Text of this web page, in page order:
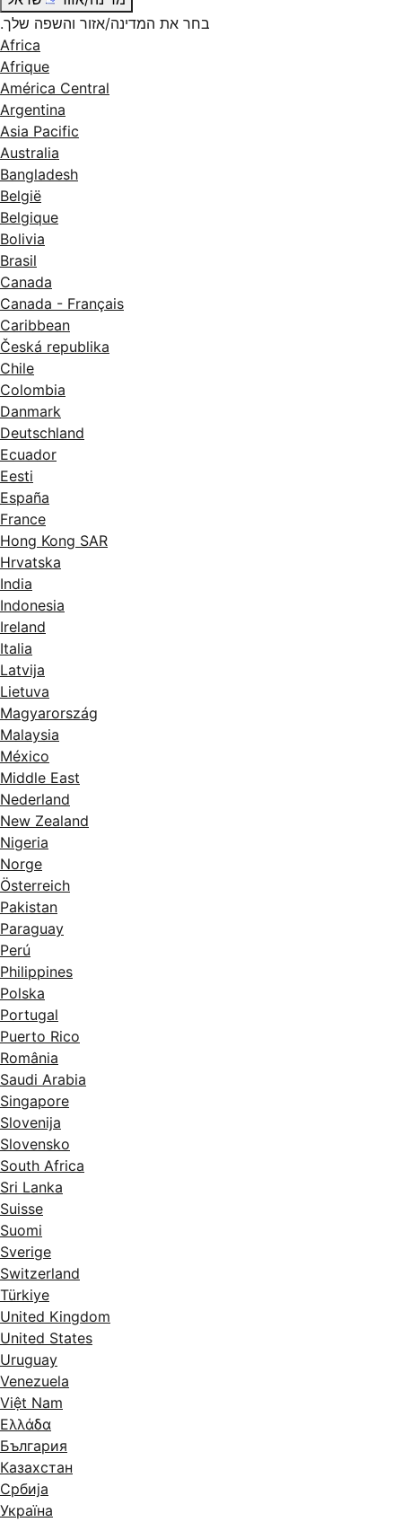
בחר את המדינה/אזור והשפה שלך.
Africa
Afrique
América Central
Argentina
Asia Pacific
Australia
Bangladesh
België
Belgique
Bolivia
Brasil
Canada
Canada - Français
Caribbean
Česká republika
Chile
Colombia
Danmark
Deutschland
Ecuador
Eesti
España
France
Hong Kong SAR
Hrvatska
India
Indonesia
Ireland
Italia
Latvija
Lietuva
Magyarország
Malaysia
México
Middle East
Nederland
New Zealand
Nigeria
Norge
Österreich
Pakistan
Paraguay
Perú
Philippines
Polska
Portugal
Puerto Rico
România
Saudi Arabia
Singapore
Slovenija
Slovensko
South Africa
Sri Lanka
Suisse
Suomi
Sverige
Switzerland
Türkiye
United Kingdom
United States
Uruguay
Venezuela
Việt Nam
Ελλάδα
България
Казахстан
Србија
Україна